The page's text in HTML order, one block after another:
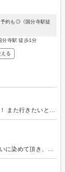
約も◎《国分寺駅徒
分寺駅 徒歩1分
る